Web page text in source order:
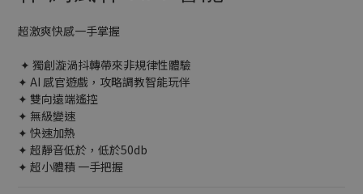
超激爽快感一手掌握
✦ 獨創漩渦抖轉帶來非規律性體驗
✦ AI 感官遊戲，攻略調教智能玩伴
✦ 雙向遠端遙控
✦ 無級變速
✦ 快速加熱
✦ 超靜音低於，低於50db
✦ 超小體積 一手把握